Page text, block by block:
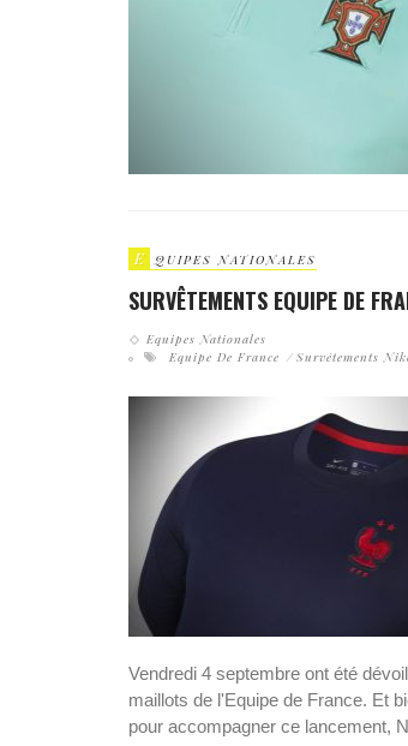
E QUIPES NATIONALES
SURVÊTEMENTS EQUIPE DE
Equipes Nationales
Equipe De France
Survêtements
Vendredi 4 septembre ont été
maillots de l'Equipe de France. Et
pour accompagner ce lancement,